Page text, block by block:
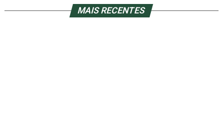
MAIS RECENTES